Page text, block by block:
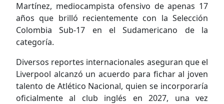
Martínez, mediocampista ofensivo de apenas 17
años que brilló recientemente con la Selección
Colombia Sub-17 en el Sudamericano de la
categoría.
Diversos reportes internacionales aseguran que el
Liverpool alcanzó un acuerdo para fichar al joven
talento de Atlético Nacional, quien se incorporaría
oficialmente al club inglés en 2027, una vez